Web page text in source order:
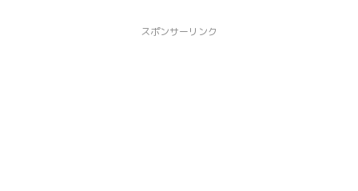
スポンサーリンク